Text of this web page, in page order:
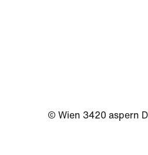
© Wien 3420 aspern